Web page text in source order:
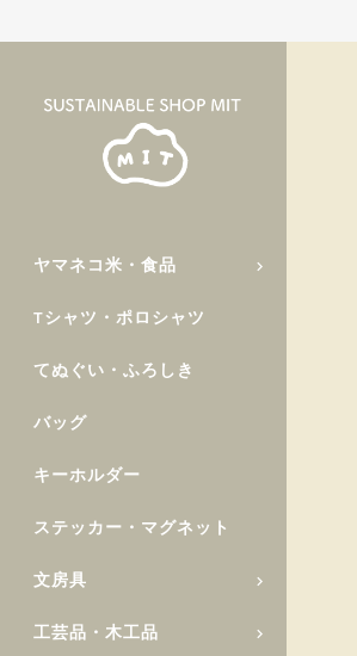
ヤマネコ米・食品
Tシャツ・ポロシャツ
てぬぐい・ふろしき
バッグ
キーホルダー
ステッカー・マグネット
文房具
工芸品・木工品